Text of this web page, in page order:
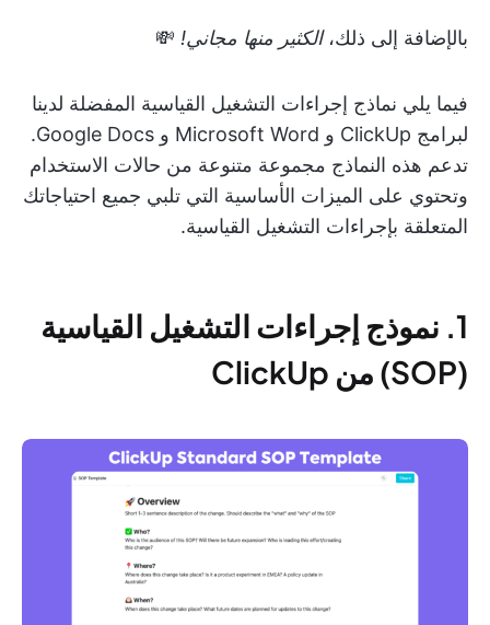
بالإضافة إلى ذلك، الكثير منها مجاني! 💸
فيما يلي نماذج إجراءات التشغيل القياسية المفضلة لدينا
لبرامج ClickUp و Microsoft Word و Google Docs.
تدعم هذه النماذج مجموعة متنوعة من حالات الاستخدام
وتحتوي على الميزات الأساسية التي تلبي جميع احتياجاتك
المتعلقة بإجراءات التشغيل القياسية.
1. نموذج إجراءات التشغيل القياسية
(SOP) من ClickUp